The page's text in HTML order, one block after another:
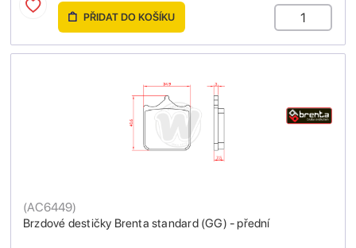
PŘIDAT DO KOŠÍKU
Brzdové destičky Brenta standard (GG) - přední
(AC6449)